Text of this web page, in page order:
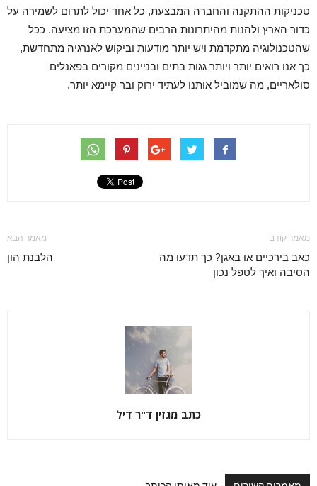
טכניקות ההתקנה והחברה המבצעת, כל אחד יכול לתרום לשמירה על
כדור הארץ ולהנות מהיתרונות הרבים שהמערכת הזו מציעה. ככל
שהטכנולוגיה מתקדמת ויש יותר מודעות וביקוש לאנרגיה מתחדשת,
כך אנו רואים יותר ויותר גגות בתים ובניינים מקורים בפאנלים
סולאריים, מה שמוביל אותנו לעתיד ירוק ובר קיימא יותר.
מאמר קודם
כאב בירכיים או באגן? כך תדעו מה
הסיבה ואיך לטפל נכון
מאמר הבא
הלבנת הון
כתב מגזין ד"ר דיל